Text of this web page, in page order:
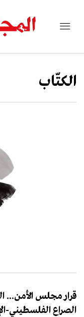
الكتّاب
قرار مجلس الأمن...
الصراع الفلسطيني-